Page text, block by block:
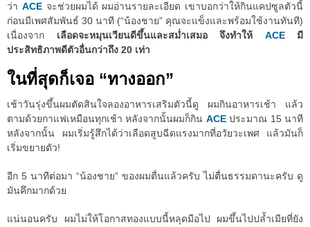
ว่า ACEจะช่วยผมได้ ผมอ่านรายละเอียด เขาบอกว่าให้กินแคปซูลตัวนี้
ก่อนมีเพศสัมพันธ์ 30 นาที (“น้องชาย” คุณจะแข็งและพร้อมใช้งานทันที)
เนื่องจาก เลือดจะหมุนเวียนดีขึ้นและสม่ำเสมอ จึงทำให้ ACEมี
ประสิทธิภาพดีตัวอื่นกว่าถึง 20 เท่า
ในที่สุดก็เจอ “ทางออก”
เช้าวันรุ่งขึ้นผมตัดสินใจลองอาหารเสริมตัวนี้ดู ผมกินอาหารเช้า แล้ว
ตามด้วยกาแฟเหมือนทุกเช้า หลังจากนั้นผมก็กิน ACEประมาณ 15 นาที
หลังจากนั้น ผมเริ่มรู้สึกได้ว่าเลือดสูบฉีดแรงมากที่อวัยวะเพศ แล้วมันก็
เริ่มขยายตัว!
อีก 5 นาทีต่อมา “น้องชาย” ของผมตื่นแล้วครับ ไม่ตื่นธรรมดานะครับ ดู
มันคึกมากด้วย
แน่นอนครับ ผมไม่ให้โอกาสทองแบบนี้หลุดมือไป ผมขึ้นไปปล้ำเมียที่ยัง